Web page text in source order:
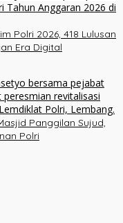
Polri 2026, 418 Lulusan
Era Digital
Panggilan Sujud,
Polri